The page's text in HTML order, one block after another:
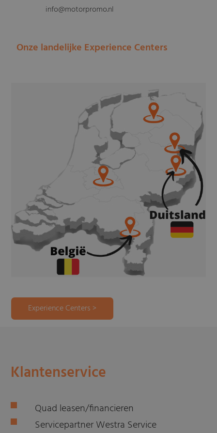
info@motorpromo.nl
Onze landelijke Experience Centers
Experience Centers >
Klantenservice
Quad leasen/financieren
Servicepartner Westra Service